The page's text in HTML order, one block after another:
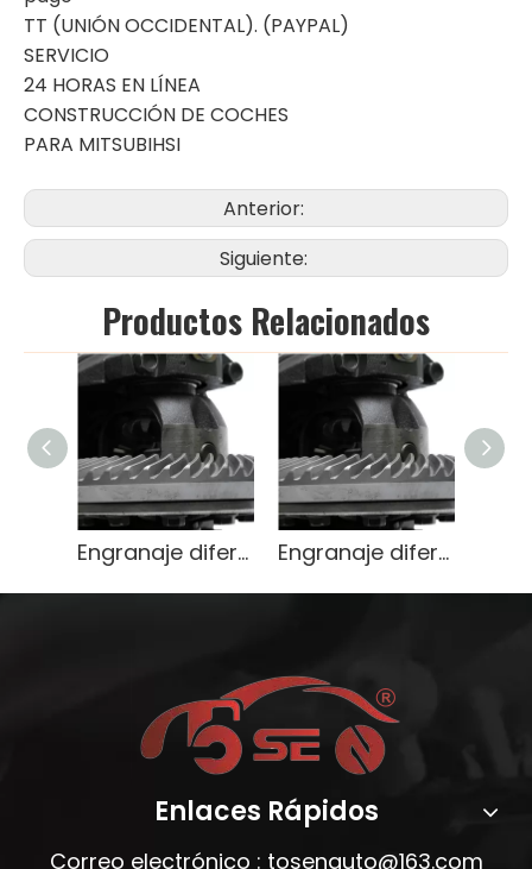
TT (UNIÓN OCCIDENTAL). (PAYPAL)
SERVICIO
24 HORAS EN LÍNEA
CONSTRUCCIÓN DE COCHES
PARA MITSUBIHSI
Anterior:
Siguiente:
Productos Relacionados
Engranaje diferencial de servicio pesado OEM 9071666 Engranaje diferencial de servicio pesado OEM 9071666
Enlaces Rápidos
Correo electrónico : tosenauto@163.com